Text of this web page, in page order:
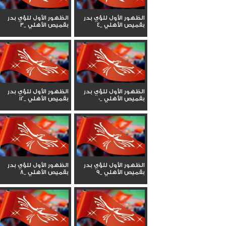
الظهور الأول للؤي بدر
بقميص الأهلي _4
الظهور الأول للؤي بدر
بقميص الأهلي _3
الظهور الأول للؤي بدر
بقميص الأهلي _0
الظهور الأول للؤي بدر
بقميص الأهلي _12
الظهور الأول للؤي بدر
بقميص الأهلي _9
الظهور الأول للؤي بدر
بقميص الأهلي _8